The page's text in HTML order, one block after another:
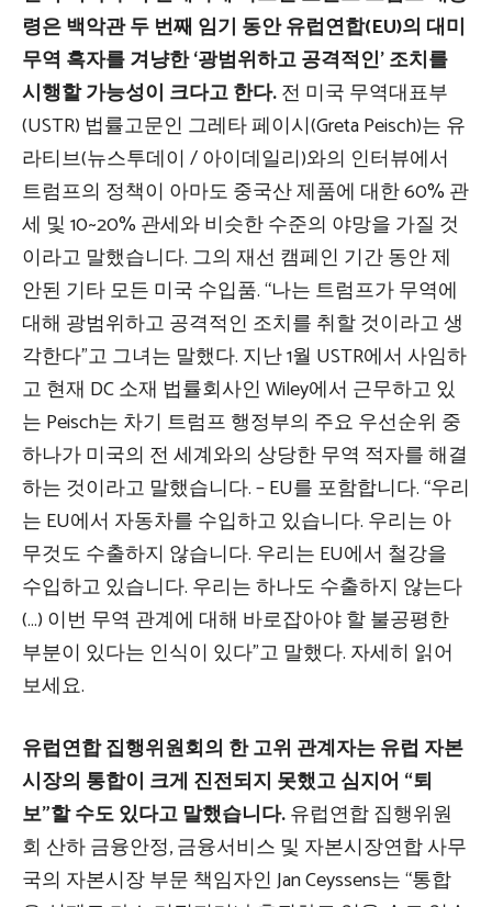
령은 백악관 두 번째 임기 동안 유럽연합(EU)의 대미
무역 흑자를 겨냥한 ‘광범위하고 공격적인’ 조치를
시행할 가능성이 크다고 한다.전 미국 무역대표부
(USTR) 법률고문인 그레타 페이시(Greta Peisch)는 유
라티브(뉴스투데이 / 아이데일리)와의 인터뷰에서
트럼프의 정책이 아마도 중국산 제품에 대한 60% 관
세 및 10~20% 관세와 비슷한 수준의 야망을 가질 것
이라고 말했습니다. 그의 재선 캠페인 기간 동안 제
안된 기타 모든 미국 수입품. “나는 트럼프가 무역에
대해 광범위하고 공격적인 조치를 취할 것이라고 생
각한다”고 그녀는 말했다. 지난 1월 USTR에서 사임하
고 현재 DC 소재 법률회사인 Wiley에서 근무하고 있
는 Peisch는 차기 트럼프 행정부의 주요 우선순위 중
하나가 미국의 전 세계와의 상당한 무역 적자를 해결
하는 것이라고 말했습니다. – EU를 포함합니다. “우리
는 EU에서 자동차를 수입하고 있습니다. 우리는 아
무것도 수출하지 않습니다. 우리는 EU에서 철강을
수입하고 있습니다. 우리는 하나도 수출하지 않는다
(…) 이번 무역 관계에 대해 바로잡아야 할 불공평한
부분이 있다는 인식이 있다”고 말했다. 자세히 읽어
보세요.
유럽연합 집행위원회의 한 고위 관계자는 유럽 자본
시장의 통합이 크게 진전되지 못했고 심지어 “퇴
보”할 수도 있다고 말했습니다.유럽연합 집행위원
회 산하 금융안정, 금융서비스 및 자본시장연합 사무
국의 자본시장 부문 책임자인 Jan Ceyssens는 “통합